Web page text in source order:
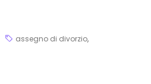
assegno di divorzio,